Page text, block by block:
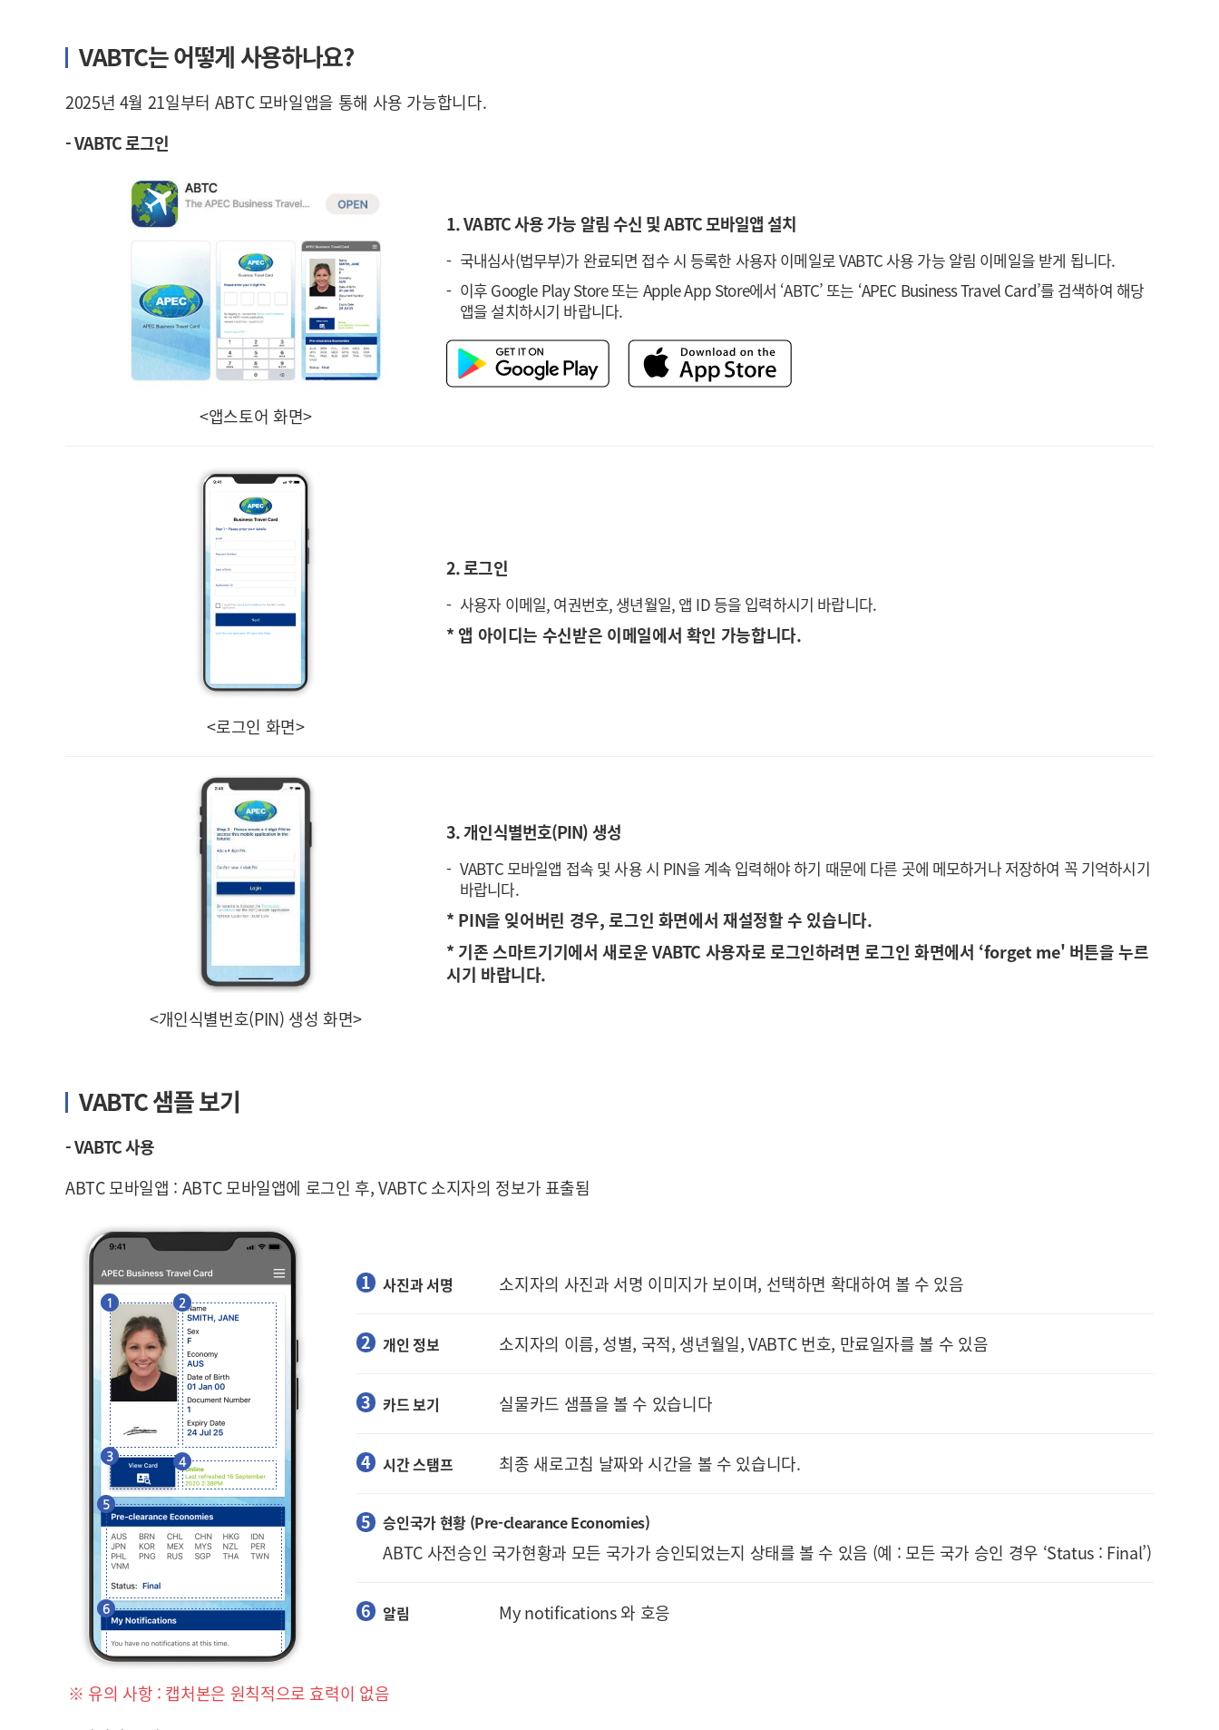
VABTC는 어떻게 사용하나요?
2025년 4월 21일부터 ABTC 모바일앱을 통해 사용 가능합니다.
- VABTC 로그인
<앱스토어 화면>
1. VABTC 사용 가능 알림 수신 및 ABTC 모바일앱 설치
국내심사(법무부)가 완료되면 접수 시 등록한 사용자 이메일로 VABTC 사용 가능 알림 이메일을 받게 됩니다.
이후 Google Play Store 또는 Apple App Store에서 ‘ABTC’ 또는 ‘APEC Business Travel Card’를 검색하여 해당
앱을 설치하시기 바랍니다.
<로그인 화면>
2. 로그인
사용자 이메일, 여권번호, 생년월일, 앱 ID 등을 입력하시기 바랍니다.
* 앱 아이디는 수신받은 이메일에서 확인 가능합니다.
<개인식별번호(PIN) 생성 화면>
3. 개인식별번호(PIN) 생성
VABTC 모바일앱 접속 및 사용 시 PIN을 계속 입력해야 하기 때문에 다른 곳에 메모하거나 저장하여 꼭 기억하시기
바랍니다.
* PIN을 잊어버린 경우, 로그인 화면에서 재설정할 수 있습니다.
* 기존 스마트기기에서 새로운 VABTC 사용자로 로그인하려면 로그인 화면에서 ‘forget me' 버튼을 누르
시기 바랍니다.
VABTC 샘플 보기
- VABTC 사용
ABTC 모바일앱 : ABTC 모바일앱에 로그인 후, VABTC 소지자의 정보가 표출됨
사진과 서명 소지자의 사진과 서명 이미지가 보이며, 선택하면 확대하여 볼 수 있음
개인 정보 소지자의 이름, 성별, 국적, 생년월일, VABTC 번호, 만료일자를 볼 수 있음
카드 보기 실물카드 샘플을 볼 수 있습니다
시간 스탬프 최종 새로고침 날짜와 시간을 볼 수 있습니다.
승인국가 현황 (Pre-clearance Economies)
ABTC 사전승인 국가현황과 모든 국가가 승인되었는지 상태를 볼 수 있음 (예 : 모든 국가 승인 경우 ‘Status : Final’)
알림 My notifications 와 호응
※ 유의 사항 : 캡처본은 원칙적으로 효력이 없음